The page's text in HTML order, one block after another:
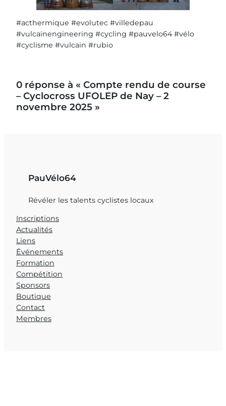
#acthermique #evolutec #villedepau
#vulcainengineering #cycling #pauvelo64 #vélo
#cyclisme #vulcain #rubio
0 réponse à « Compte rendu de course
– Cyclocross UFOLEP de Nay – 2
novembre 2025 »
PauVélo64
Révéler les talents cyclistes locaux
Inscriptions
Actualités
Liens
Événements
Formation
Compétition
Sponsors
Boutique
Contact
Membres